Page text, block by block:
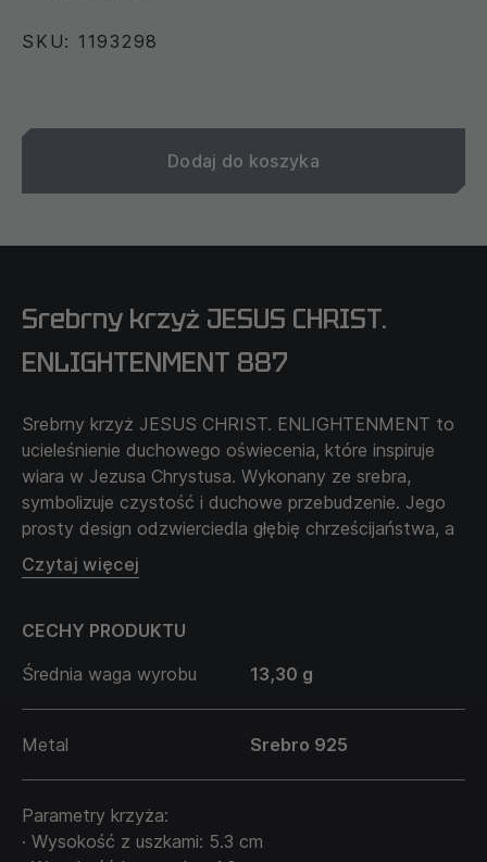
SKU: 1193298
Dodaj do koszyka
Srebrny krzyż JESUS CHRIST.
ENLIGHTENMENT 887
Srebrny krzyż JESUS CHRIST. ENLIGHTENMENT to
ucieleśnienie duchowego oświecenia, które inspiruje
wiara w Jezusa Chrystusa. Wykonany ze srebra,
symbolizuje czystość i duchowe przebudzenie. Jego
prosty design odzwierciedla głębię chrześcijaństwa, a
nazwa ENLIGHTENMENT podkreśla oświecenie duszy
i umysłu. Nosząc ten krzyż, niesiesz ze sobą symbol
Łańcuszek sprzedawany jest oddzielnie i nie wchodzi
w cenę produktu.
Czytaj więcej
CECHY PRODUKTU
Średnia waga wyrobu
13,30 g
Metal Srebro 925
Parametry krzyża:
· Wysokość z uszkami: 5.3 cm